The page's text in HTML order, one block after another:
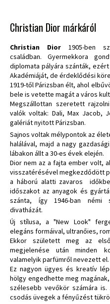
Christian Dior márkáról
Christian Dior 1905-ben
családban. Gyermekkora
diplomata pályára szánták,
Akadémiáját, de érdeklődési
1919-től Párizsban élt, ahol
bele is vetette magát a város
Megszállottan szeretett
valók voltak: Dali, Max Jacob,
galériát nyitott Párizsban.
Sajnos voltak mélypontok az
halálával, majd a nagy
lábakon állt a 30-es évek elején.
Dior nem az a fajta ember volt,
visszatérésével megkezdődött
a háború alatti zavaros
időszakot az anyagok és
szánta, így 1946-ban némi
divatházát.
Új stílusa, a "New Look"
elegáns formáival, ultranőies,
Ekkor született meg az
megjelenése után minden
valamelyik parfümről nevezett el.
Ez nagyon ügyes és kreatív
hölgy engedhette meg
szélesebb vevőkör számára
csodás üvegek a fényűzést